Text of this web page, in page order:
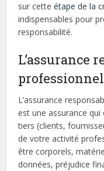
sur cetteétape de la
indispensables pour
responsabilité.
L’assurance
L’assurance
est une assurance
tiers (clients,
de votre activité
être corporels,
données, préjudice